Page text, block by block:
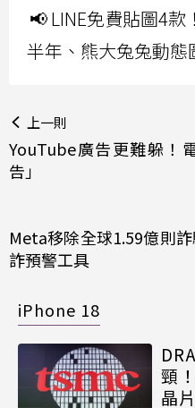
📢 LINE免費貼圖4
半年、熊大兔兔動態
上一則
YouTube廣告更難躲！
告」
Meta移除全球1.59億則
詐預警工具
iPhone 18
頸
晶